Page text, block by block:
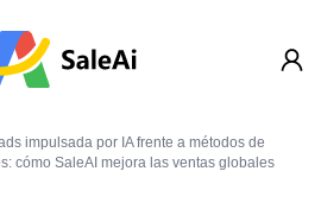
impulsada por IA frente a métodos de
cómo SaleAI mejora las ventas globales